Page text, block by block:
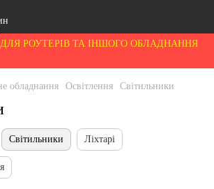
РОУТЕРІВ ТА ІНШОГО ОБЛАДНАННЯ
обладнання Освітлення Світильники
Світильники Ліхтарі